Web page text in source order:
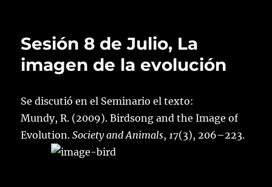
Sesión 8 de Julio, La
imagen de la evolución
Se discutió en el Seminario el texto:
Mundy, R. (2009). Birdsong and the Image of
Evolution.Society and Animals, 17(3), 206–223.